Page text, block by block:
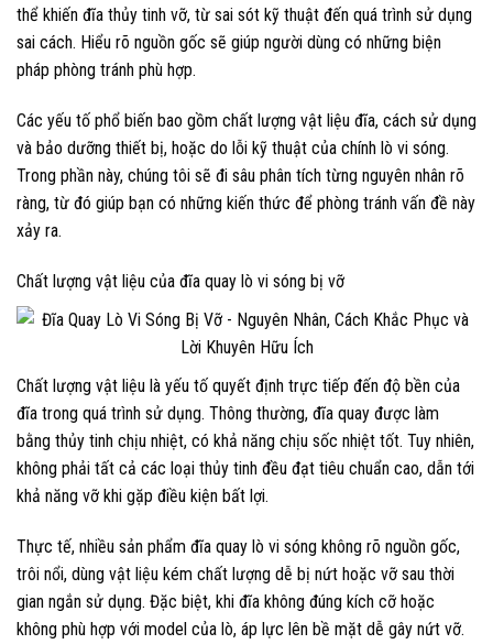
thể khiến đĩa thủy tinh vỡ, từ sai sót kỹ thuật đến quá trình sử dụng
sai cách. Hiểu rõ nguồn gốc sẽ giúp người dùng có những biện
pháp phòng tránh phù hợp.
Các yếu tố phổ biến bao gồm chất lượng vật liệu đĩa, cách sử dụng
và bảo dưỡng thiết bị, hoặc do lỗi kỹ thuật của chính lò vi sóng.
Trong phần này, chúng tôi sẽ đi sâu phân tích từng nguyên nhân rõ
ràng, từ đó giúp bạn có những kiến thức để phòng tránh vấn đề này
xảy ra.
Chất lượng vật liệu của đĩa quay lò vi sóng bị vỡ
Chất lượng vật liệu là yếu tố quyết định trực tiếp đến độ bền của
đĩa trong quá trình sử dụng. Thông thường, đĩa quay được làm
bằng thủy tinh chịu nhiệt, có khả năng chịu sốc nhiệt tốt. Tuy nhiên,
không phải tất cả các loại thủy tinh đều đạt tiêu chuẩn cao, dẫn tới
khả năng vỡ khi gặp điều kiện bất lợi.
Thực tế, nhiều sản phẩm đĩa quay lò vi sóng không rõ nguồn gốc,
trôi nổi, dùng vật liệu kém chất lượng dễ bị nứt hoặc vỡ sau thời
gian ngắn sử dụng. Đặc biệt, khi đĩa không đúng kích cỡ hoặc
không phù hợp với model của lò, áp lực lên bề mặt dễ gây nứt vỡ.